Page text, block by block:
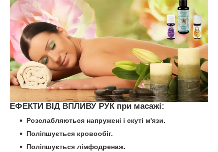
ЕФЕКТИ ВІД ВПЛИВУ РУК при масажі:
Розслабляються напружені і скуті м'язи.
Поліпшується кровообіг.
Поліпшується лімфодренаж.